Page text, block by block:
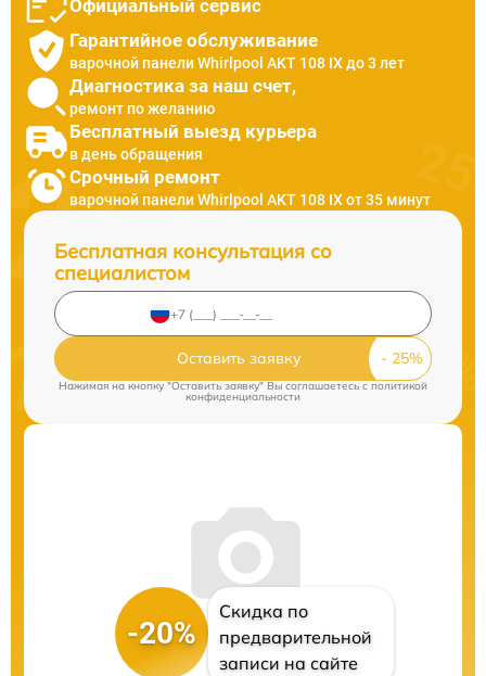
Официальный сервис
Гарантийное обслуживание
варочной панели Whirlpool AKT 108 IX до 3 лет
Диагностика за наш счет,
ремонт по желанию
Бесплатный выезд курьера
в день обращения
Срочный ремонт
варочной панели Whirlpool AKT 108 IX от 35 минут
Бесплатная консультация со
специалистом
Оставить заявку
Нажимая на кнопку "Оставить заявку" Вы соглашаетесь c политикой
конфиденциальности
-20%
Скидка по
предварительной
записи на сайте